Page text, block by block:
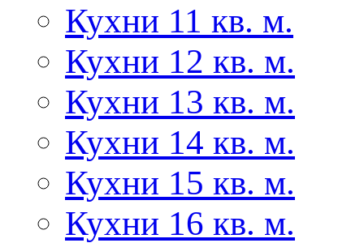
Кухни 11 кв. м.
Кухни 12 кв. м.
Кухни 13 кв. м.
Кухни 14 кв. м.
Кухни 15 кв. м.
Кухни 16 кв. м.